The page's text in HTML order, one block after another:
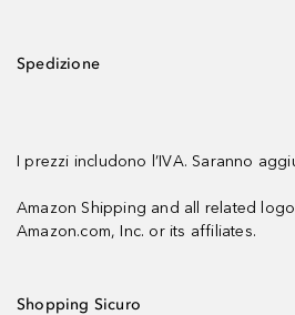
Spedizione
I prezzi includono l’IVA. Saranno
Amazon Shipping and all related
Amazon.com, Inc. or its affiliates.
Shopping Sicuro